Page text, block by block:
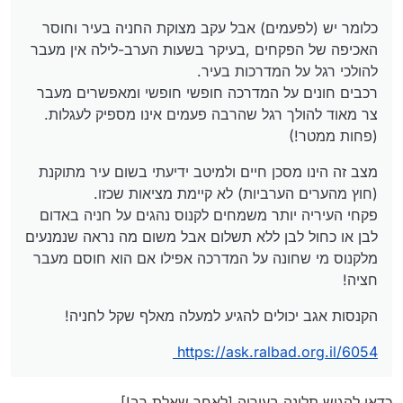
כלומר יש (לפעמים) אבל עקב מצוקת החניה בעיר וחוסר
האכיפה של הפקחים ,בעיקר בשעות הערב-לילה אין מעבר
להולכי רגל על המדרכות בעיר.
רכבים חונים על המדרכה חופשי חופשי ומאפשרים מעבר
צר מאוד להולך רגל שהרבה פעמים אינו מספיק לעגלות.
(פחות ממטר!)
מצב זה הינו מסכן חיים ולמיטב ידיעתי בשום עיר מתוקנת
(חוץ מהערים הערביות) לא קיימת מציאות שכזו.
פקחי העיריה יותר משמחים לקנוס נהגים על חניה באדום
לבן או כחול לבן ללא תשלום אבל משום מה נראה שנמנעים
מלקנוס מי שחונה על המדרכה אפילו אם הוא חוסם מעבר
חציה!
הקנסות אגב יכולים להגיע למעלה מאלף שקל לחניה!
https://ask.ralbad.org.il/6054